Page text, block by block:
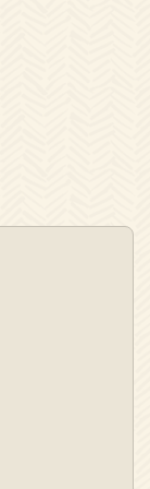
YOUTUBE
OP TIKTOK